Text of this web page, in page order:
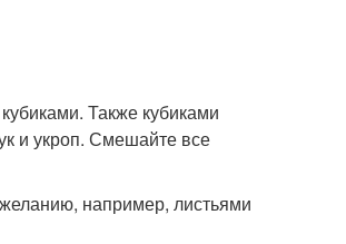
Также кубиками
и укроп. Смешайте все
например, листьями